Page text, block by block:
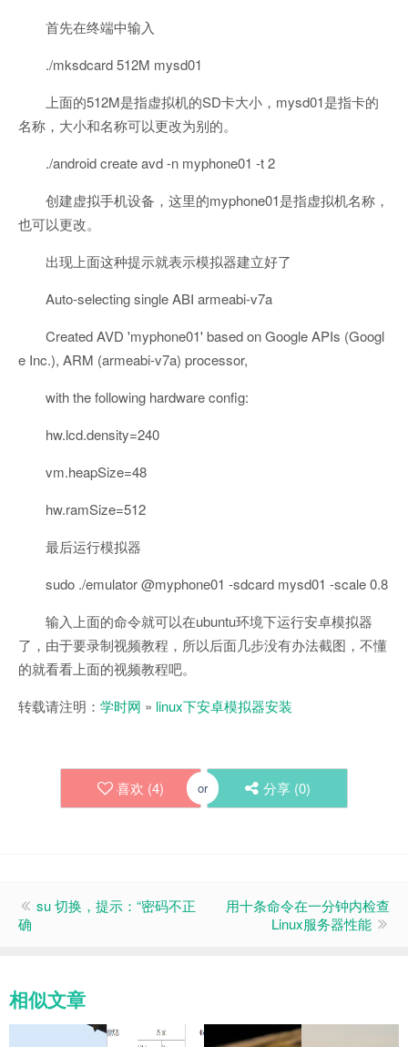
首先在终端中输入
./mksdcard 512M mysd01
上面的512M是指虚拟机的SD卡大小，mysd01是指卡的
名称，大小和名称可以更改为别的。
./android create avd -n myphone01 -t 2
创建虚拟手机设备，这里的myphone01是指虚拟机名称，
也可以更改。
出现上面这种提示就表示模拟器建立好了
Auto-selecting single ABI armeabi-v7a
Created AVD 'myphone01' based on Google APIs (Googl
e Inc.), ARM (armeabi-v7a) processor,
with the following hardware config:
hw.lcd.density=240
vm.heapSize=48
hw.ramSize=512
最后运行模拟器
sudo ./emulator @myphone01 -sdcard mysd01 -scale 0.8
输入上面的命令就可以在ubuntu环境下运行安卓模拟器
了，由于要录制视频教程，所以后面几步没有办法截图，不懂
的就看看上面的视频教程吧。
转载请注明： 学时网 » linux下安卓模拟器安装
喜欢 (4) or 分享 (0)
su 切换，提示：“密码不正
确
用十条命令在一分钟内检查
Linux服务器性能
相似文章